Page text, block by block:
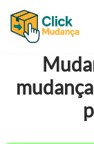
Pular
conteúdo